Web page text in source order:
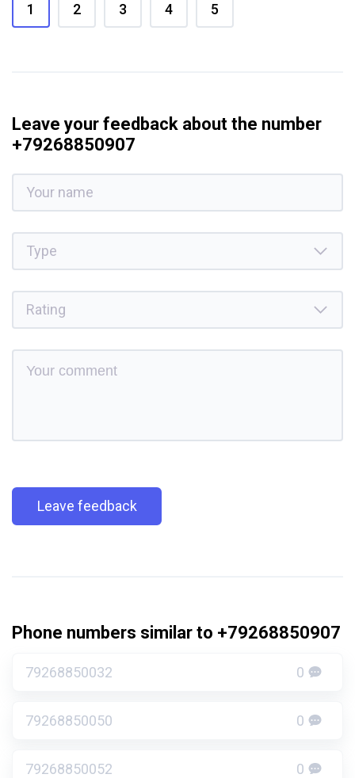
1 2 3 4 5
Leave your feedback about the number
+79268850907
Leave feedback
Phone numbers similar to +79268850907
79268850032 0
79268850050 0
79268850052 0